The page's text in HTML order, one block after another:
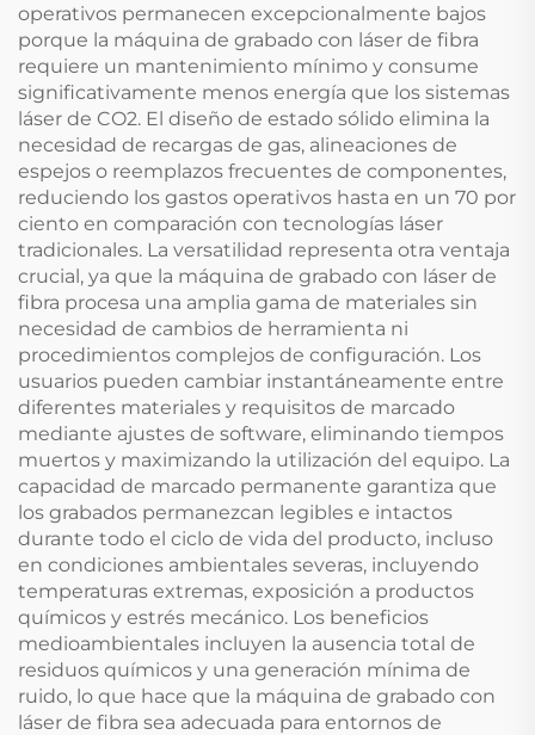
operativos permanecen excepcionalmente bajos
porque la máquina de grabado con láser de fibra
requiere un mantenimiento mínimo y consume
significativamente menos energía que los sistemas
láser de CO2. El diseño de estado sólido elimina la
necesidad de recargas de gas, alineaciones de
espejos o reemplazos frecuentes de componentes,
reduciendo los gastos operativos hasta en un 70 por
ciento en comparación con tecnologías láser
tradicionales. La versatilidad representa otra ventaja
crucial, ya que la máquina de grabado con láser de
fibra procesa una amplia gama de materiales sin
necesidad de cambios de herramienta ni
procedimientos complejos de configuración. Los
usuarios pueden cambiar instantáneamente entre
diferentes materiales y requisitos de marcado
mediante ajustes de software, eliminando tiempos
muertos y maximizando la utilización del equipo. La
capacidad de marcado permanente garantiza que
los grabados permanezcan legibles e intactos
durante todo el ciclo de vida del producto, incluso
en condiciones ambientales severas, incluyendo
temperaturas extremas, exposición a productos
químicos y estrés mecánico. Los beneficios
medioambientales incluyen la ausencia total de
residuos químicos y una generación mínima de
ruido, lo que hace que la máquina de grabado con
láser de fibra sea adecuada para entornos de